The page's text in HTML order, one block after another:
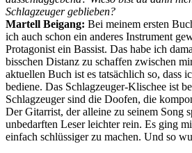
Schlagzeuger geblieben?
Martell Beigang: Bei meinem ersten
ich auch schon ein anderes Instrument
Protagonist ein Bassist. Das habe ich
bisschen Distanz zu schaffen zwischen
aktuellen Buch ist es tatsächlich so, dass
bediene. Das Schlagzeuger-Klischee ist
Schlagzeuger sind die Doofen, die
Der Gitarrist, der alleine zu seinem Song
unbedarften Leser leichter rein. Es ging
einfach schlüssiger zu machen. Und so